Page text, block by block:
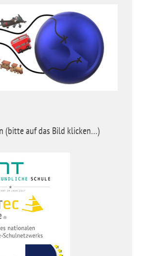
(bitte auf das Bild klicken…)